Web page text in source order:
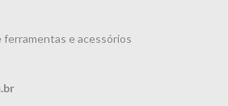
ferramentas e acessórios